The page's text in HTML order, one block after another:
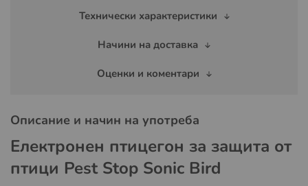
Технически характеристики
Начини на доставка
Оценки и коментари
Описание и начин на употреба
Електронен птицегон за защита от
птици Pest Stop Sonic Bird